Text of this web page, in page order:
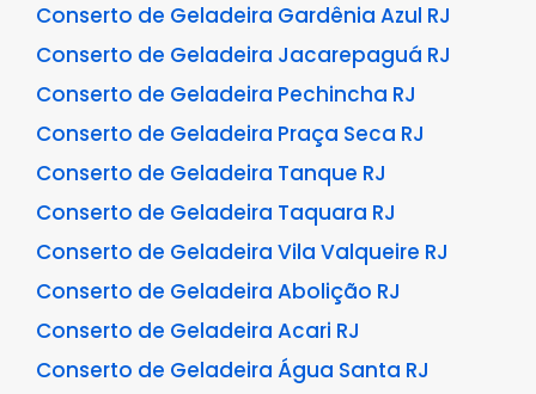
Conserto de Geladeira Gardênia Azul RJ
Conserto de Geladeira Jacarepaguá RJ
Conserto de Geladeira Pechincha RJ
Conserto de Geladeira Praça Seca RJ
Conserto de Geladeira Tanque RJ
Conserto de Geladeira Taquara RJ
Conserto de Geladeira Vila Valqueire RJ
Conserto de Geladeira Abolição RJ
Conserto de Geladeira Acari RJ
Conserto de Geladeira Água Santa RJ